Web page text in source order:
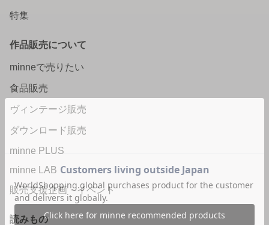
特集
作品販売について
minneで売りたい
食品販売
ヴィンテージ販売
ダウンロード販売
minne PLUS
minne LAB
販売支援企画・イベント
読みもの